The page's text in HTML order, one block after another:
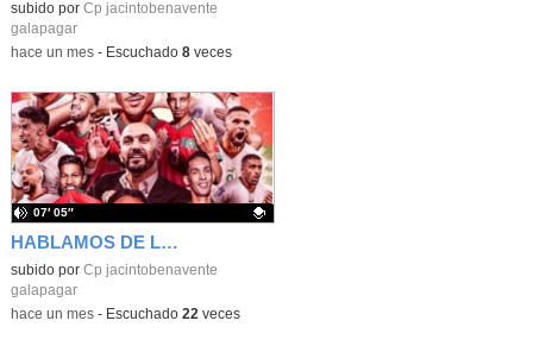
Contenido educativo.
subido por Cp jacintobenavente
galapagar
-hace un mes- Escuchado 8veces
HABLAMOS DE LA SELECCIÓN DE MARRUECOS
Contenido educativo.
subido por Cp jacintobenavente
galapagar
07′ 05″
-hace un mes- Escuchado 22 veces